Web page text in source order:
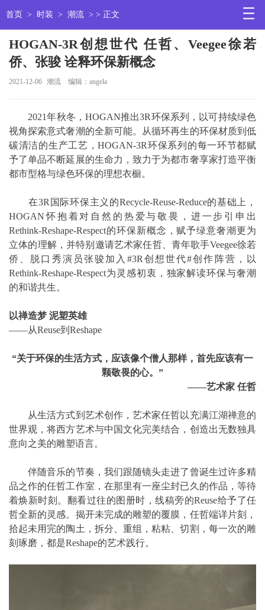
首页 > 时装 > 潮流 > > 正文
HOGAN-3R创想世代 任哲、Veegee徐若
侨、张骏 诠释环保新概念
2021-12-06 潮流 编辑：angela
2021年秋冬，HOGAN推出3R环保系列，以可持续绿色
视角探索意式奢潮的全新可能。从循环再生的环保材质到低
碳清洁的生产工艺，HOGAN-3R环保系列的每一环节都赋
予了单品不断延展的生命力，致力于为都市奢享家打造平衡
都市型格与绿色环保的理想衣橱。
在3R国际环保主义的Recycle-Reuse-Reduce的基础上，
HOGAN怀抱着对自然的热爱与敬畏，进一步引申出
Rethink-Reshape-Respect的环保新概念，赋予绿意奢潮更为
立体的理解，并特别邀请艺术家任哲、青年歌手Veegee徐若
侨、脱口秀演员张骏加入#3R创想世代#创作阵营，以
Rethink-Reshape-Respect为灵感初衷，独家解读环保与奢潮
的和谐共生。
以禅造梦 泥塑英雄
——从Reuse到Reshape
“关于环保的生活方式，应该像个僧人那样，首先应该有一
颗敬畏的心。”
——艺术家 任哲
从生活方式到艺术创作，艺术家任哲以充满江湖禅意的
世界观，将西方艺术与中国文化完美结合，创造出无数独具
意向之美的雕塑语言。
伴随音乐的节奏，我们跟随镜头走进了曾诞生过许多精
品之作的任哲工作室，在那里有一座尘封已久的作品，等待
着焕新时刻。翻看过往的图册时，线稿旁的Reuse给予了任
哲全新的灵感。揭开未完成的雕塑的覆膜，任哲端详片刻，
拾起未用完的陶土，拆分、重组，粘粘、切割，每一次的雕
刻琢磨，都是Reshape的艺术践行。